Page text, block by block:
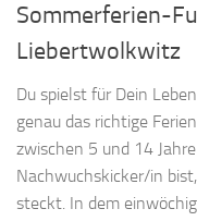
Sommerferien-
Liebertwolkwitz
Du spielst für Dein
genau das richtige
zwischen 5 und 14
Nachwuchskicker/in
steckt. In dem